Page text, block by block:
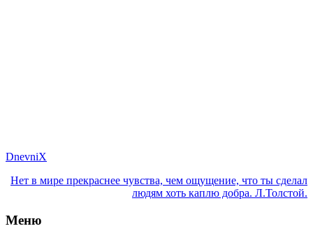
DnevniX
Нет в мире прекраснее чувства, чем ощущение, что ты сделал
людям хоть каплю добра. Л.Толстой.
Меню